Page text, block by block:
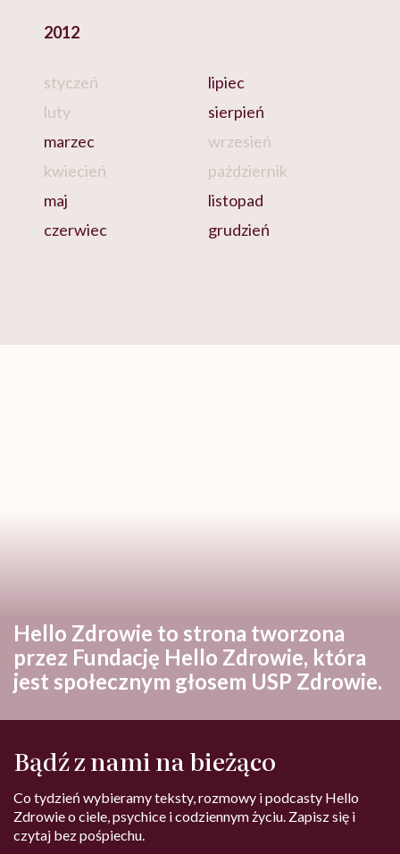
2012
styczeń
luty
marzec
kwiecień
maj
czerwiec
lipiec
sierpień
wrzesień
październik
listopad
grudzień
Hello Zdrowie to strona tworzona
przez Fundację Hello Zdrowie, która
jest społecznym głosem USP Zdrowie.
Bądź z nami na bieżąco
Co tydzień wybieramy teksty, rozmowy i podcasty Hello
Zdrowie o ciele, psychice i codziennym życiu. Zapisz się i
czytaj bez pośpiechu.